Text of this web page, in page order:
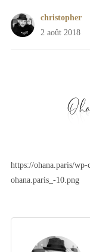
christopher
2 août 2018
https://ohana.paris/
ohana.paris_-10.png